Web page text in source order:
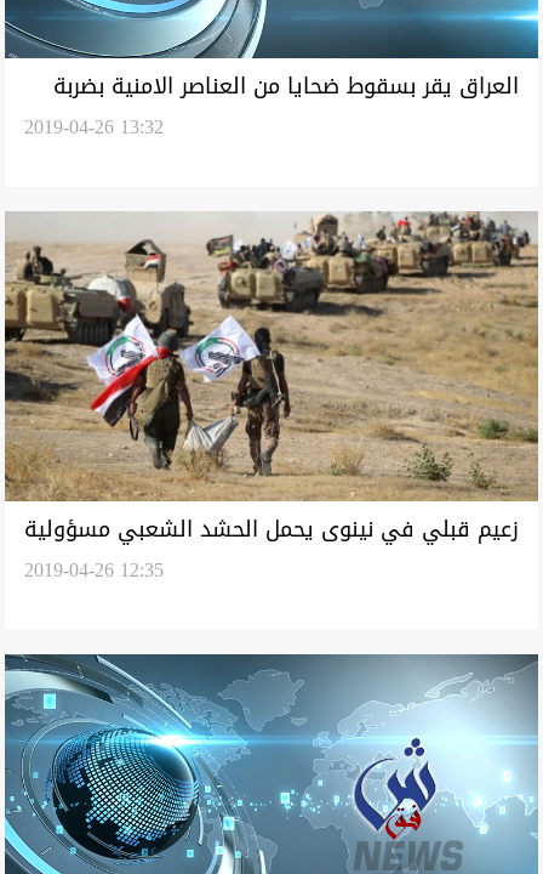
العراق يقر بسقوط ضحايا من العناصر الامنية بضربة
2019-04-26 13:32
زعيم قبلي في نينوى يحمل الحشد الشعبي مسؤولية
2019-04-26 12:35